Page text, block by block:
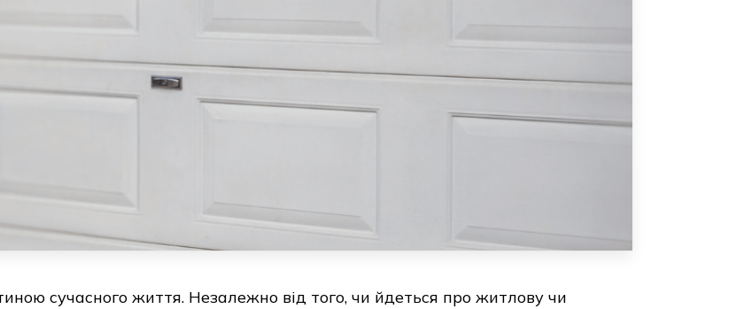
сучасного життя. Незалежно від того, чи йдеться про житлову чи